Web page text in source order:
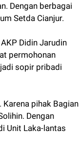
Dengan berbagai
Setda Cianjur.
Didin Jarudin
permohonan
sopir pribadi
pihak Bagian
Dengan
Unit Laka-lantas